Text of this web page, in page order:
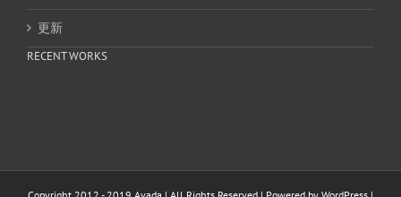
更新
RECENT WORKS